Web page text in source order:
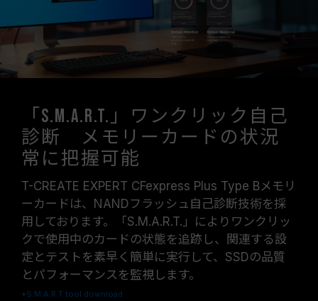
「S.M.A.R.T.」ワンクリック自己
診断 メモリーカードの状況
常に把握可能
T-CREATE EXPERT CFexpress Plus Type Bメモリ
ーカードは、NANDフラッシュ自己診断技術を採
用しております。「S.M.A.R.T.」によりワンクリッ
クで使用中のカードの状態を追跡し、関連する設
定とテストを素早く簡単に実行して、SSDの品質
とパフォーマンスを監視します。
*S.M.A.R.T tool download